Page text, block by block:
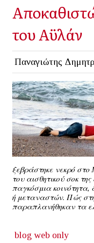
του Αϋλάν
Παναγιώτης
ξεβράστηκε νεκρό
του αισθητικού σοκ
παγκόσμια κοινότητα,
ή μεταναστών. Πώς
παραπλανήθηκαν τα
blog web only